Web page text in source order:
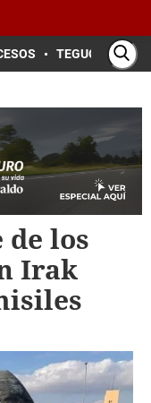
TEGUCIGALPA
de los
Irak